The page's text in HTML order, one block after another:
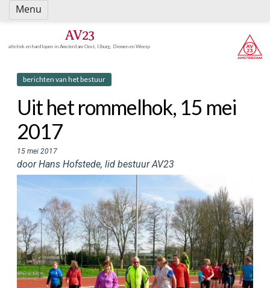
Spring
naar
AV23
atletiek en hardlopen in Amsterdam-Oost, IJburg, Diemen en Weesp
berichten van het bestuur
Uit het rommelhok, 15 mei
2017
15 mei 2017
door Hans Hofstede, lid bestuur AV23
Menu